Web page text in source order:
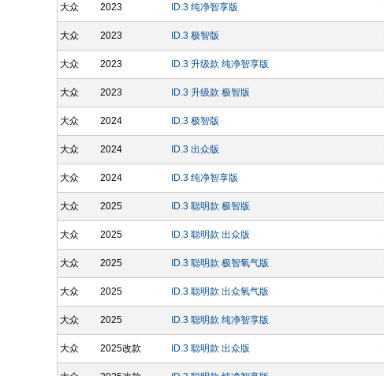
大众 2023 ID.3 纯净智享版
大众 2023 ID.3 极智版
大众 2023 ID.3 升级款 纯净智享版
大众 2023 ID.3 升级款 极智版
大众 2024 ID.3 极智版
大众 2024 ID.3 出众版
大众 2024 ID.3 纯净智享版
大众 2025 ID.3 聪明款 极智版
大众 2025 ID.3 聪明款 出众版
大众 2025 ID.3 聪明款 极智氧气版
大众 2025 ID.3 聪明款 出众氧气版
大众 2025 ID.3 聪明款 纯净智享版
大众 2025改款 ID.3 聪明款 出众版